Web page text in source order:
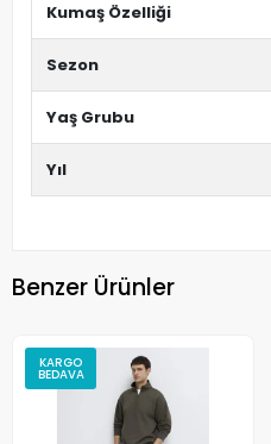
Kumaş Özelliği
Sezon
Yaş Grubu
Yıl
Benzer Ürünler
KARGO
BEDAVA